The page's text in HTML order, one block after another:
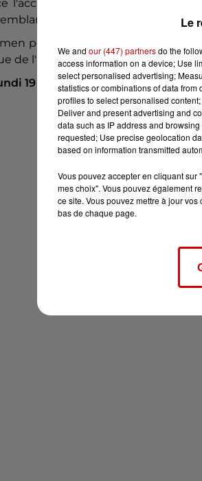
l'accusé de 47 ans, dans le box
pour assassinat, l'accusé
de l'instruction.
19 mai.
Le
We and our (447) partnersdo the
access information on a device; Use
select personalised advertising;
statistics or combinations of data
profiles to select personalised
Deliver and present advertising and
data such as IP address and
requested; Use precise geolocation
based on information transmitted
Vous pouvez accepter en cliquant sur
mes choix". Vous pouvez également
ce site. Vous pouvez mettre à jour
bas de chaque page.